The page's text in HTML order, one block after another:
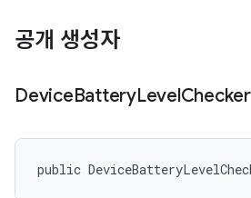
공개 생성자
DeviceBatteryLevelChecker
public